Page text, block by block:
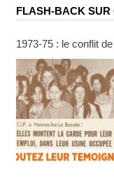
FLASH-BACK SUR
1973-75 : le conflit